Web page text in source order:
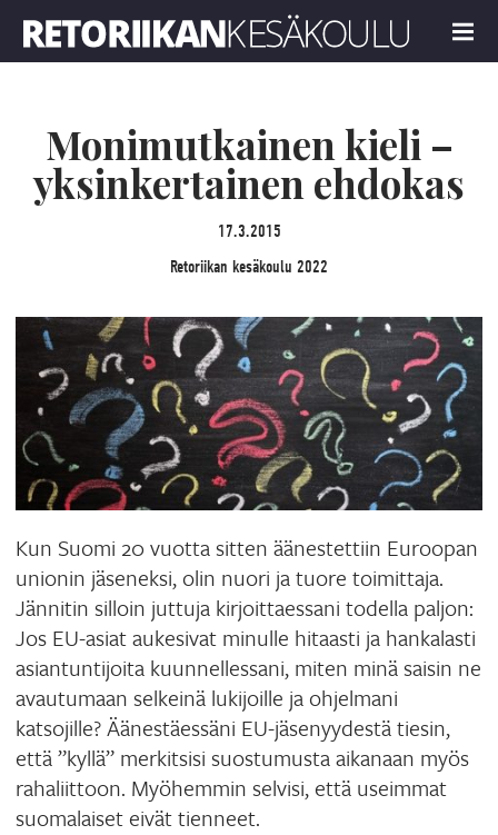
MENU
Monimutkainen kieli –
yksinkertainen ehdokas
17.3.2015
Retoriikan kesäkoulu 2022
Kun Suomi 20 vuotta sitten äänestettiin Euroopan
unionin jäseneksi, olin nuori ja tuore toimittaja.
Jännitin silloin juttuja kirjoittaessani todella paljon:
Jos EU-asiat aukesivat minulle hitaasti ja hankalasti
asiantuntijoita kuunnellessani, miten minä saisin ne
avautumaan selkeinä lukijoille ja ohjelmani
katsojille? Äänestäessäni EU-jäsenyydestä tiesin,
että ”kyllä” merkitsisi suostumusta aikanaan myös
rahaliittoon. Myöhemmin selvisi, että useimmat
suomalaiset eivät tienneet.